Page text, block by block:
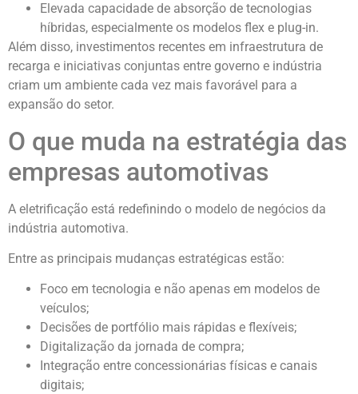
Elevada capacidade de absorção de tecnologias
híbridas, especialmente os modelos flex e plug-in.
Além disso, investimentos recentes em infraestrutura de
recarga e iniciativas conjuntas entre governo e indústria
criam um ambiente cada vez mais favorável para a
expansão do setor.
O que muda na estratégia das
empresas automotivas
A eletrificação está redefinindo o modelo de negócios da
indústria automotiva.
Entre as principais mudanças estratégicas estão:
Foco em tecnologia e não apenas em modelos de
veículos;
Decisões de portfólio mais rápidas e flexíveis;
Digitalização da jornada de compra;
Integração entre concessionárias físicas e canais
digitais;